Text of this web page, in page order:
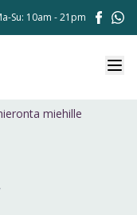
Su: 10am - 21pm
miehille